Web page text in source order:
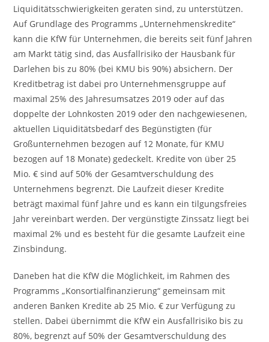
Liquiditätsschwierigkeiten geraten sind, zu unterstützen.
Auf Grundlage des Programms „Unternehmenskredite“
kann die KfW für Unternehmen, die bereits seit fünf Jahren
am Markt tätig sind, das Ausfallrisiko der Hausbank für
Darlehen bis zu 80% (bei KMU bis 90%) absichern. Der
Kreditbetrag ist dabei pro Unternehmensgruppe auf
maximal 25% des Jahresumsatzes 2019 oder auf das
doppelte der Lohnkosten 2019 oder den nachgewiesenen,
aktuellen Liquiditätsbedarf des Begünstigten (für
Großunternehmen bezogen auf 12 Monate, für KMU
bezogen auf 18 Monate) gedeckelt. Kredite von über 25
Mio. € sind auf 50% der Gesamtverschuldung des
Unternehmens begrenzt. Die Laufzeit dieser Kredite
beträgt maximal fünf Jahre und es kann ein tilgungsfreies
Jahr vereinbart werden. Der vergünstigte Zinssatz liegt bei
maximal 2% und es besteht für die gesamte Laufzeit eine
Zinsbindung.
Daneben hat die KfW die Möglichkeit, im Rahmen des
Programms „Konsortialfinanzierung“ gemeinsam mit
anderen Banken Kredite ab 25 Mio. € zur Verfügung zu
stellen. Dabei übernimmt die KfW ein Ausfallrisiko bis zu
80%, begrenzt auf 50% der Gesamtverschuldung des